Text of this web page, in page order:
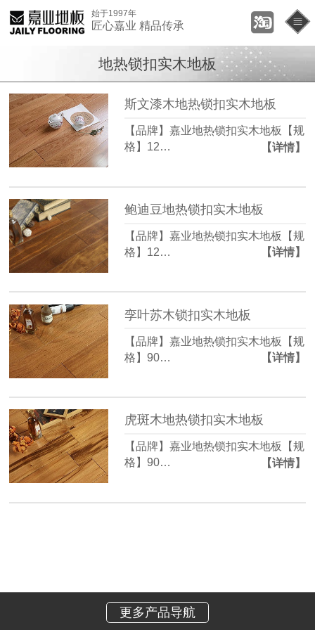
始于1997年
匠心嘉业 精品传承
地热锁扣实木地板
斯文漆木地热锁扣实木地板
【品牌】嘉业地热锁扣实木地板【规
格】12…
【详情】
鲍迪豆地热锁扣实木地板
【品牌】嘉业地热锁扣实木地板【规
格】12…
【详情】
孪叶苏木锁扣实木地板
【品牌】嘉业地热锁扣实木地板【规
格】90…
【详情】
虎斑木地热锁扣实木地板
【品牌】嘉业地热锁扣实木地板【规
格】90…
【详情】
更多产品导航